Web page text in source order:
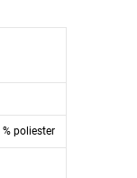
% poliester